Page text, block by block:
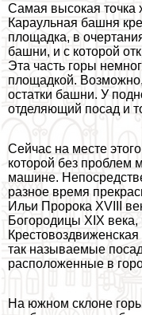
Самая высокая точка
Караульная башня
площадка, в
башни, и с которой
Эта часть горы
площадкой.
остатки башни. У
отделяющий посад и
Сейчас на месте
которой без проблем
машине.
разное время
Ильи Пророка XVIII
Богородицы XIX века,
так называемые
расположенные в
На южном склоне